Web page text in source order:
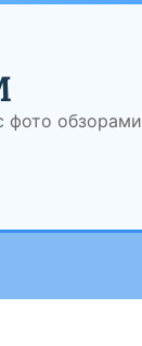
фото обзорами